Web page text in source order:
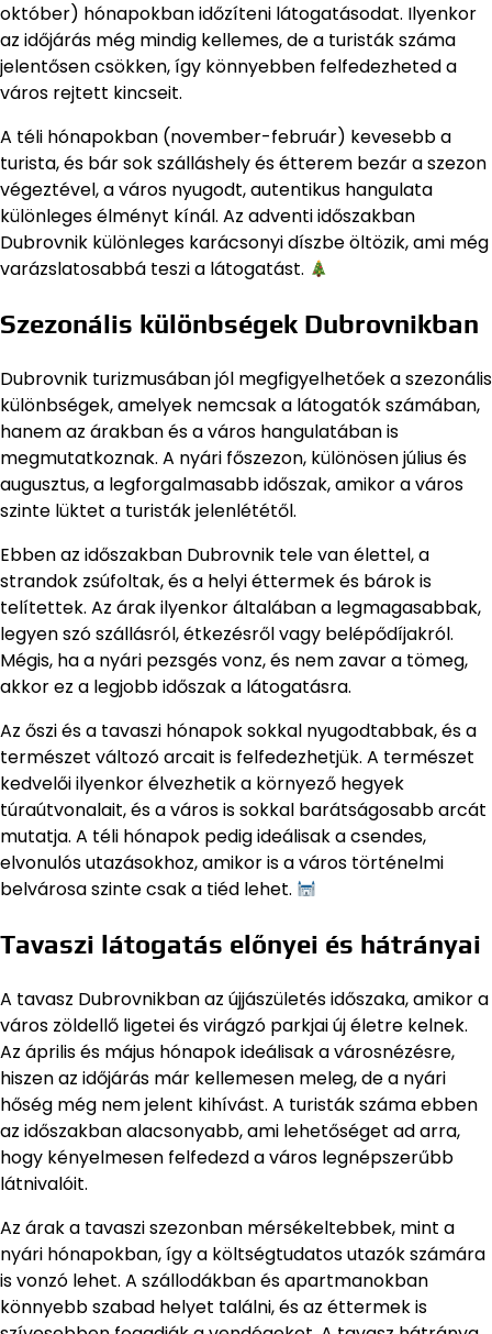
október) hónapokban időzíteni látogatásodat. Ilyenkor
az időjárás még mindig kellemes, de a turisták száma
jelentősen csökken, így könnyebben felfedezheted a
város rejtett kincseit.
A téli hónapokban (november-február) kevesebb a
turista, és bár sok szálláshely és étterem bezár a szezon
végeztével, a város nyugodt, autentikus hangulata
különleges élményt kínál. Az adventi időszakban
Dubrovnik különleges karácsonyi díszbe öltözik, ami még
varázslatosabbá teszi a látogatást.
Szezonális különbségek Dubrovnikban
Dubrovnik turizmusában jól megfigyelhetőek a szezonális
különbségek, amelyek nemcsak a látogatók számában,
hanem az árakban és a város hangulatában is
megmutatkoznak. A nyári főszezon, különösen július és
augusztus, a legforgalmasabb időszak, amikor a város
szinte lüktet a turisták jelenlététől.
Ebben az időszakban Dubrovnik tele van élettel, a
strandok zsúfoltak, és a helyi éttermek és bárok is
telítettek. Az árak ilyenkor általában a legmagasabbak,
legyen szó szállásról, étkezésről vagy belépődíjakról.
Mégis, ha a nyári pezsgés vonz, és nem zavar a tömeg,
akkor ez a legjobb időszak a látogatásra.
Az őszi és a tavaszi hónapok sokkal nyugodtabbak, és a
természet változó arcait is felfedezhetjük. A természet
kedvelői ilyenkor élvezhetik a környező hegyek
túraútvonalait, és a város is sokkal barátságosabb arcát
mutatja. A téli hónapok pedig ideálisak a csendes,
elvonulós utazásokhoz, amikor is a város történelmi
belvárosa szinte csak a tiéd lehet.
Tavaszi látogatás előnyei és hátrányai
A tavasz Dubrovnikban az újjászületés időszaka, amikor a
város zöldellő ligetei és virágzó parkjai új életre kelnek.
Az április és május hónapok ideálisak a városnézésre,
hiszen az időjárás már kellemesen meleg, de a nyári
hőség még nem jelent kihívást. A turisták száma ebben
az időszakban alacsonyabb, ami lehetőséget ad arra,
hogy kényelmesen felfedezd a város legnépszerűbb
látnivalóit.
Az árak a tavaszi szezonban mérsékeltebbek, mint a
nyári hónapokban, így a költségtudatos utazók számára
is vonzó lehet. A szállodákban és apartmanokban
könnyebb szabad helyet találni, és az éttermek is